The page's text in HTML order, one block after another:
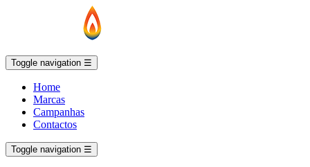
Toggle navigation ☰
Home
Marcas
Campanhas
Contactos
Toggle navigation ☰